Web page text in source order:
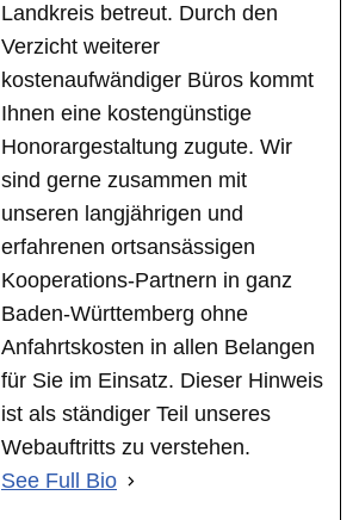
Landkreis betreut. Durch den
Verzicht weiterer
kostenaufwändiger Büros kommt
Ihnen eine kostengünstige
Honorargestaltung zugute. Wir
sind gerne zusammen mit
unseren langjährigen und
erfahrenen ortsansässigen
Kooperations-Partnern in ganz
Baden-Württemberg ohne
Anfahrtskosten in allen Belangen
für Sie im Einsatz. Dieser Hinweis
ist als ständiger Teil unseres
Webauftritts zu verstehen.
See Full Bio